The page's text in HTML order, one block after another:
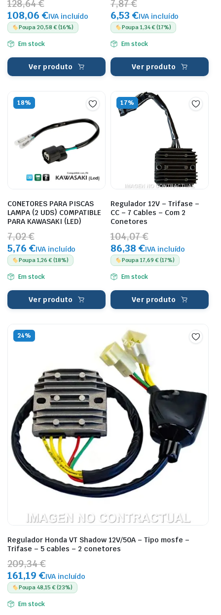
128,64 €
108,06 €IVA incluído
Poupa 20,58 € (16%)
Em stock
Ver produto
7,87 €
6,53 €IVA incluído
Poupa 1,34 € (17%)
Em stock
Ver produto
18%
CONETORES PARA PISCAS
LAMPA (2 UDS) COMPATIBLE
PARA KAWASAKI (LED)
7,02 €
5,76 €IVA incluído
Poupa 1,26 € (18%)
Em stock
Ver produto
17%
Regulador 12V – Trifase –
CC – 7 Cables – Com 2
Conetores
104,07 €
86,38 €IVA incluído
Poupa 17,69 € (17%)
Em stock
Ver produto
24%
Regulador Honda VT Shadow 12V/50A – Tipo mosfe –
Trifase – 5 cables – 2 conetores
209,34 €
161,19 €IVA incluído
Poupa 48,15 € (23%)
Em stock